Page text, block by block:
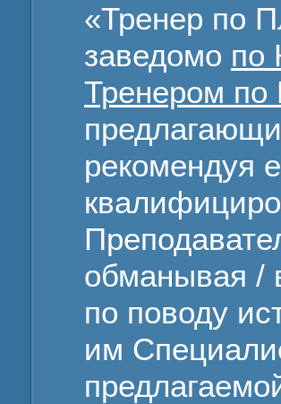
«Тренер по
заведомо по
Тренером
рекомендуя
обманывая /
по поводу
им